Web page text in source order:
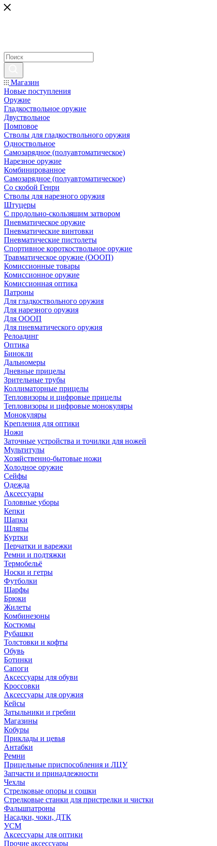
Магазин
Новые поступления
Оружие
Гладкоствольное оружие
Двуствольное
Помповое
Стволы для гладкоствольного оружия
Одноствольное
Самозарядное (полуавтоматическое)
Нарезное оружие
Комбинированное
Самозарядное (полуавтоматическое)
Со скобой Генри
Стволы для нарезного оружия
Штуцеры
С продольно-скользящим затвором
Пневматическое оружие
Пневматические винтовки
Пневматические пистолеты
Спортивное короткоствольное оружие
Травматическое оружие (ОООП)
Комиссионные товары
Комиссионное оружие
Комиссионная оптика
Патроны
Для гладкоствольного оружия
Для нарезного оружия
Для ОООП
Для пневматического оружия
Релоадинг
Оптика
Бинокли
Дальномеры
Дневные прицелы
Зрительные трубы
Коллиматорные прицелы
Тепловизоры и цифровые прицелы
Тепловизоры и цифровые монокуляры
Монокуляры
Крепления для оптики
Ножи
Заточные устройства и точилки для ножей
Мультитулы
Хозяйственно-бытовые ножи
Холодное оружие
Сейфы
Одежда
Аксессуары
Головные уборы
Кепки
Шапки
Шляпы
Куртки
Перчатки и варежки
Ремни и подтяжки
Термобельё
Носки и гетры
Футболки
Шарфы
Брюки
Жилеты
Комбинезоны
Костюмы
Рубашки
Толстовки и кофты
Обувь
Ботинки
Сапоги
Аксессуары для обуви
Кроссовки
Аксессуары для оружия
Кейсы
Затыльники и гребни
Магазины
Кобуры
Приклады и цевья
Антабки
Ремни
Прицельные приспособления и ЛЦУ
Запчасти и принадлежности
Чехлы
Стрелковые опоры и сошки
Стрелковые станки для пристрелки и чистки
Фальшпатроны
Насадки, чоки, ДТК
УСМ
Аксессуары для оптики
Прочие аксессуары